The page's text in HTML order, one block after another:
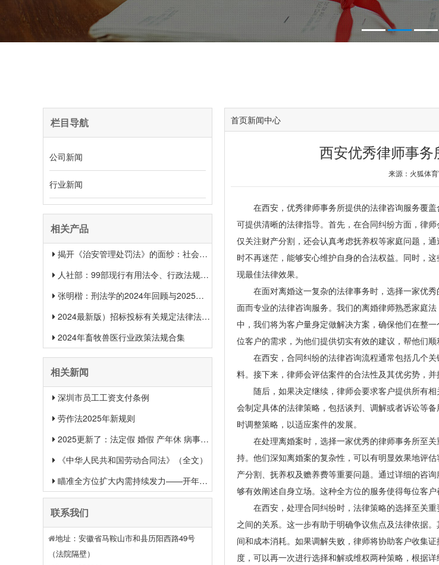
栏目导航
公司新闻
行业新闻
相关产品
揭开《治安管理处罚法》的面纱：社会治安权威指南
人社部：99部现行有用法令、行政法规、规章汇总（2025年1月更新）
张明楷：刑法学的2024年回顾与2025年展望
2024最新版）招标投标有关规定法律法规汇总＋适用范围 【收藏】
2024年畜牧兽医行业政策法规合集
相关新闻
深圳市员工工资支付条例
劳作法2025年新规则
2025更新了：法定假 婚假 产年休 病事假等26类规定和待遇一览
《中华人民共和国劳动合同法》（全文）
瞄准全方位扩大内需持续发力——开年中国经济一线观察之一
联系我们
地址：安徽省马鞍山市和县历阳西路49号
（法院隔壁）
首页新闻中心
西安优秀律师事
来源： 火狐体
在西安，优秀律师事务所提供的法律咨询服务覆盖
可提供清晰的法律指导。首先，在合同纠纷方面，律
仅关注财产分割，还会认真考虑抚养权等家庭问题，
时不再迷茫，能够安心维护自身的合法权益。同时，
现最佳法律效果。
在面对离婚这一复杂的法律事务时，选择一家优秀
面而专业的法律咨询服务。我们的离婚律师熟悉家庭
中，我们将为客户量身定做解决方案，确保他们在整
位客户的需求，为他们提供切实有效的建议，帮他们顺
在西安，合同纠纷的法律咨询流程通常包括几个关
料。接下来，律师会评估案件的合法性及其优劣势，
随后，如果决定继续，律师会要求客户提供所有相
会制定具体的法律策略，包括谈判、调解或者诉讼等
时调整策略，以适应案件的发展。
在处理离婚案时，选择一家优秀的律师事务所至关
持。他们深知离婚案的复杂性，可以有明显效果地评
产分割、抚养权及赡养费等重要问题。通过详细的咨
够有效阐述自身立场。这种全方位的服务使得每位客
在西安，处理合同纠纷时，法律策略的选择至关重
之间的关系。这一步有助于明确争议焦点及法律依据
间和成本消耗。如果调解失败，律师将协助客户收集
度，可以再一次进行选择和解或维权两种策略，根据